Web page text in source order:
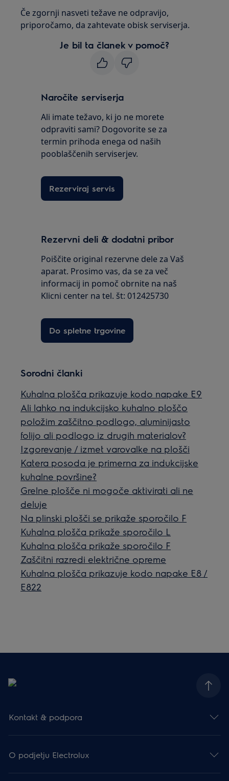
Če zgornji nasveti težave ne odpravijo,
priporočamo, da zahtevate obisk serviserja.
Je bil ta članek v pomoč?
Naročite serviserja
Ali imate težavo, ki jo ne morete
odpraviti sami? Dogovorite se za
termin prihoda enega od naših
pooblaščenih serviserjev.
Rezerviraj servis
Rezervni deli & dodatni pribor
Poiščite original rezervne dele za Vaš
aparat. Prosimo vas, da se za več
informacij in pomoč obrnite na naš
Klicni center na tel. št: 012425730
Do spletne trgovine
Sorodni članki
Kuhalna plošča prikazuje kodo napake E9
Ali lahko na indukcijsko kuhalno ploščo
položim zaščitno podlogo, aluminijasto
folijo ali podlogo iz drugih materialov?
Izgorevanje / izmet varovalke na plošči
Katera posoda je primerna za indukcijske
kuhalne površine?
Grelne plošče ni mogoče aktivirati ali ne
deluje
Na plinski plošči se prikaže sporočilo F
Kuhalna plošča prikaže sporočilo L
Kuhalna plošča prikaže sporočilo F
Zaščitni razredi električne opreme
Kuhalna plošča prikazuje kodo napake E8 /
E822
Kontakt & podpora
O podjetju Electrolux